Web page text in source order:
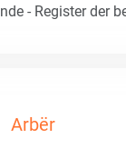
- Register der
Arbër